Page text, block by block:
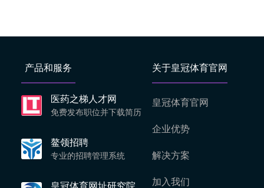
产品和服务
医药之梯人才网
免费发布职位并下载简历
鳌领招聘
专业的招聘管理系统
皇冠体育网址研究院
关于皇冠体育官网
皇冠体育官网
企业优势
解决方案
加入我们